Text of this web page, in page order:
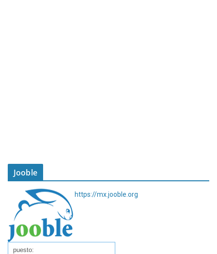
Jooble
https://mx.jooble.org
puesto: